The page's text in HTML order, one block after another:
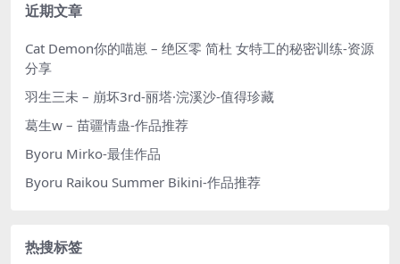
近期文章
Cat Demon你的喵崽 – 绝区零 简杜 女特工的秘密训练-资源
分享
羽生三未 – 崩坏3rd-丽塔·浣溪沙-值得珍藏
葛生w – 苗疆情蛊-作品推荐
Byoru Mirko-最佳作品
Byoru Raikou Summer Bikini-作品推荐
热搜标签